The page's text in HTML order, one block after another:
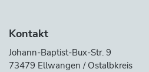
Kontakt
Johann-Baptist-Bux-Str. 9
73479 Ellwangen / Ostalbkreis